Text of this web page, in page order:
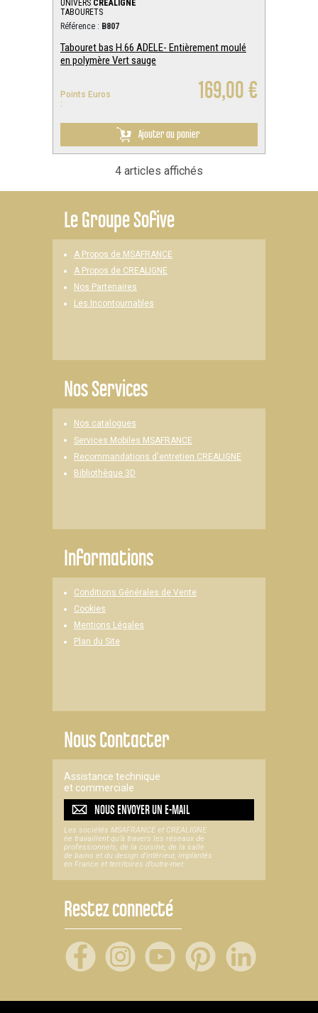
UNIVERS CREALIGNE
TABOURETS
Référence : B807
Tabouret bas H.66 ADELE- Entièrement moulé
en polymère Vert sauge
Points Euros
:
169,00 €
Ajouter au panier
4 articles affichés
LeGroupe Sofive
A Propos de MSAFRANCE
A Propos de CREALIGNE
Nos Partenaires
Les Incontournables
Nos Services
Nos catalogues
Services Mobiles MSAFRANCE
Recommandations d'entretien CREALIGNE
Bibliothèque 3D
Informations
Conditions Générales de Vente
Cookies
Mentions Légales
Plan du Site
Nous Contacter
Assistance technique
et commerciale
NOUS ENVOYER UNE-MAIL
Les sociétés MSAFRANCE et CREALIGNE
ne travaillent qu'à travers les réseaux de
professionnels, de la cuisine, de la salle
de bains et du design d'intérieur, implantés
en France et territoires d’outre-mer.
Restez connecté